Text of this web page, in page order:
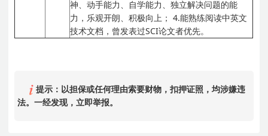
神、动手能力、自学能力、独立解决问题的能
力，乐观开朗、积极向上； 4.能熟练阅读中英文
技术文档，曾发表过SCI论文者优先。
提示：以担保或任何理由索要财物，扣押证照，均涉嫌违
法。一经发现，立即举报。